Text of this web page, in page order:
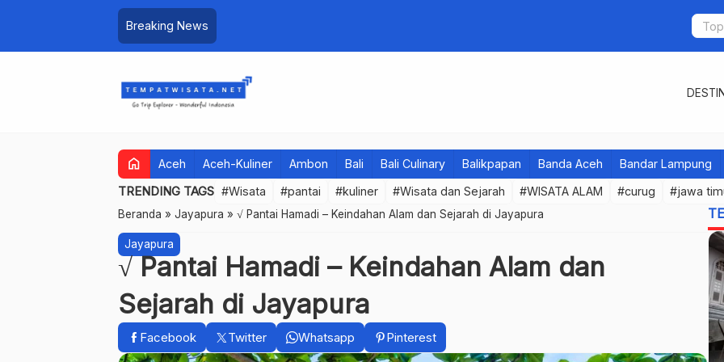
Breaking News
home Aceh Aceh-Kuliner Ambon Bali Bali Culinary Balikpapan Banda Aceh Bandar Lampung
TRENDING TAGS #Wisata #pantai #kuliner #Wisata dan Sejarah #WISATA ALAM #curug #jawa
Beranda » Jayapura » √ Pantai Hamadi – Keindahan Alam dan Sejarah di Jayapura
Jayapura
√ Pantai Hamadi – Keindahan Alam dan
Sejarah di Jayapura
Facebook Twitter Whatsapp Pinterest